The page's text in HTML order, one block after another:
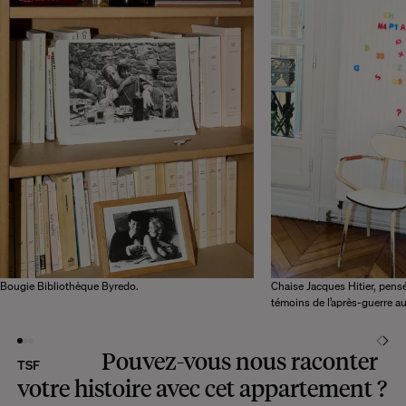
Bougie Bibliothèque Byredo.
Chaise Jacques Hitier,
témoins de l’après-guerre
TSF
Pouvez-vous nous raconter
votre histoire avec cet appartement ?